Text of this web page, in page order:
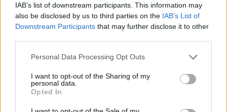
IAB’s list of downstream participants. This information may
also be disclosed by us to third parties on the IAB’s List of
Downstream Participants that may further disclose it to other
Please note that this website/app uses one or more Google
not limited to your visit or usage behaviour. You may click to
grant or deny consent to Google and its third-party tags to
use your data for below specified purposes in below Google
consent section.
Personal Data Processing Opt Outs
I want to opt-out of the Sharing of my
personal data.
Opted In